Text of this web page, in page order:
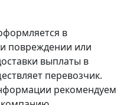
в
повреждении или
выплаты в
перевозчик.
рекомендуем